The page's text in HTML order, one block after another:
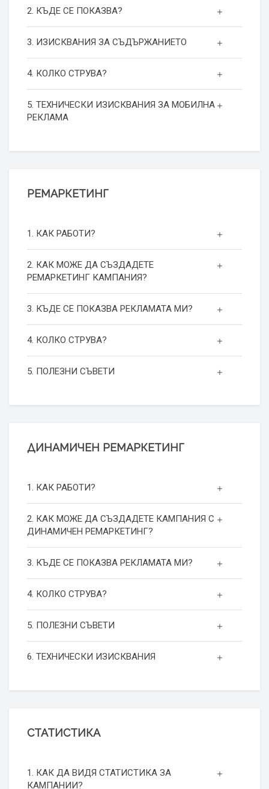
2. КЪДЕ СЕ ПОКАЗВА?
3. ИЗИСКВАНИЯ ЗА СЪДЪРЖАНИЕТО
4. КОЛКО СТРУВА?
5. ТЕХНИЧЕСКИ ИЗИСКВАНИЯ ЗА МОБИЛНА
РЕКЛАМА
РЕМАРКЕТИНГ
1. КАК РАБОТИ?
2. КАК МОЖЕ ДА СЪЗДАДЕТЕ
РЕМАРКЕТИНГ КАМПАНИЯ?
3. КЪДЕ СЕ ПОКАЗВА РЕКЛАМАТА МИ?
4. КОЛКО СТРУВА?
5. ПОЛЕЗНИ СЪВЕТИ
ДИНАМИЧЕН РЕМАРКЕТИНГ
1. КАК РАБОТИ?
2. КАК МОЖЕ ДА СЪЗДАДЕТЕ КАМПАНИЯ С
ДИНАМИЧЕН РЕМАРКЕТИНГ?
3. КЪДЕ СЕ ПОКАЗВА РЕКЛАМАТА МИ?
4. КОЛКО СТРУВА?
5. ПОЛЕЗНИ СЪВЕТИ
6. ТЕХНИЧЕСКИ ИЗИСКВАНИЯ
СТАТИСТИКА
1. КАК ДА ВИДЯ СТАТИСТИКА ЗА
КАМПАНИИ?